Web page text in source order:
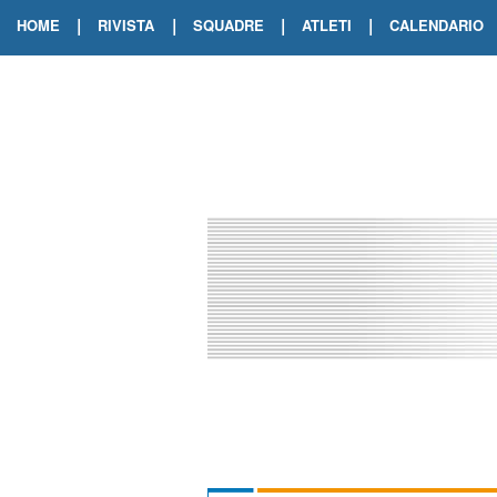
HOME | RIVISTA | SQUADRE | ATLETI | CALENDARIO